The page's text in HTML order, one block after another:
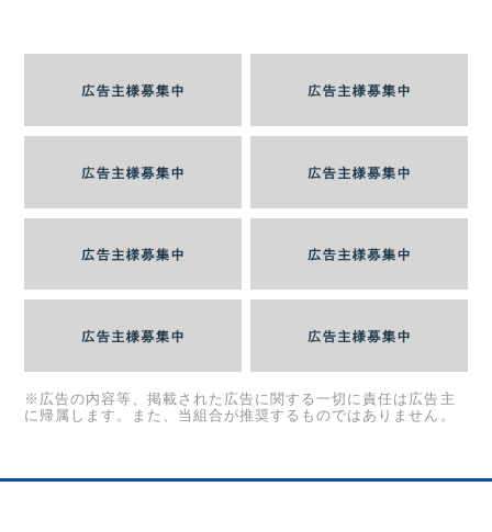
※広告の内容等、掲載された広告に関する一切に責任は広告主
に帰属します。また、当組合が推奨するものではありません。